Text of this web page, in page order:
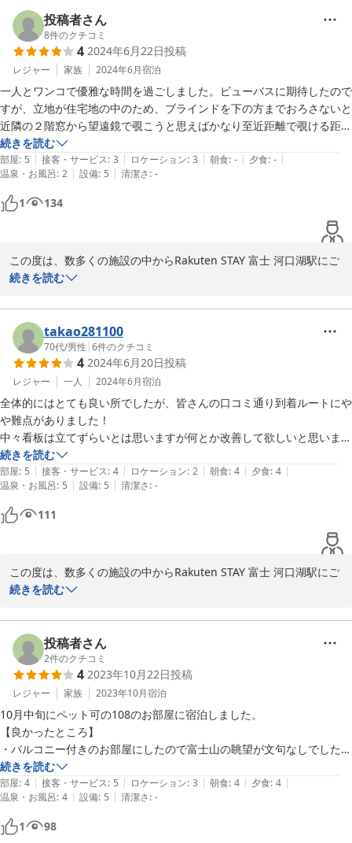
ただけたとのこと、大変嬉しく思います。
一方で、施設までの道中やタブレットでのチェックインにおいてご
不便をおかけし、申し訳ございませんでした。
特に高齢の方には入力作業が大変だったとのこと、今後の改善点と
して真摯に受け止め、よりスムーズなチェックイン方法を検討して
まいります。
また、キッチンの備品についてのご要望もありがとうございます。
今後のサービス向上の参考とさせていただきます。
「また利用したい」とのお言葉を励みに、さらに快適な宿泊体験を
またのご利用を心よりお待ちしております。
Rakuten STAY 富士河口湖駅
2025-04-15
投稿者さん
8件のクチコミ
4 2024年6月22日投稿
レジャー 家族 2024年6月宿泊
一人とワンコで優雅な時間を過ごしました。ビューバスに期待したので
すが、立地が住宅地の中のため、ブラインドを下の方までおろさないと
近隣の２階窓から望遠鏡で覗こうと思えばかなり至近距離で覗ける距離
です。真横の民家からは望遠鏡なしでもお互い窓越しに顔認識できる距
離。バルコニーに目隠し素材が使われてはいますが、隙間が10cm近く
ありますから。よって、富士山を眺めながらお風呂に浸かる、というこ
とは無理でした。残念。あと残念だったのは、お湯沸かしポットの中に
少し水が残っていてカビらしき白い模様がいくつもあったことです。お
そのほかは快適に過ごせました。きれいに掃除してありましたし、庭も
あって犬を解放できるし。セルフチェックインできることやタブレット
しますから。）プロジェクターもいいですね！ベッドに寝っ転がり、楽
しみました。とにかく広々とした空間でボケッとのんびりでき、普段の
疲れが取れました。ありがたい。
あと一つ改善してほしいこと。タブレットでチェックイン・アウトする
際に、毎回予約番号を入力必須にするのをやめて頂けませんかね。覚え
ていないし、いちいちスマホ開くの面倒。ほかの認証方法でできないも
のでしょうか。楽天さんは時々このようにUXがイマイチなところがあ
ると思いました。忙しくて事前登録も面倒でしなかったので。けどチェ
ックイン最後の方でオペレータに繋がり本人確認をするUXUIはスムー
ズで感動しました。素晴らしい作りですね。
初めて楽天ステイを使いましたが、総合的には快適で、値段もリーズナ
ブルで、使いやすい施設だと思いました。ほかのロケーションでも泊ま
ってみますね。
続きを読む
部屋: 5 | 接客・サービス: 3 | ロケーション: 3 | 朝食: - | 夕食: - |
温泉・お風呂: 2 | 設備: 5 | 清潔さ: -
1 134
この度は、数多くの施設の中からRakuten STAY 富士 河口湖駅にご
宿泊いただきまして誠にありがとうございました。
当施設でのご滞在をお楽しみいただけたようで何よりでございま
す。
ビューバスのプライバシーに関するご指摘や、お湯沸かしポットの
清掃不備によりご不快な思いをさせてしまい、心よりお詫び申し上
げます。いただいた意見を元に改善を進めて参ります。
また、タブレットでのチェックイン・アウト時の予約番号入力に関
するご意見もありがとうございます。お客様の利便性向上へ向け検
討を進めて参ります。
セルフチェックインやプロジェクター、お部屋をお楽しみいただけ
たとのことで安心いたしました。
貴重なご意見とご感想をいただき、誠にありがとうございました。
全国各地に展開中のRakuten STAYにご注目いただき、今後もご利
用いただけますと幸いです。
2024-07-04
続きを読む
takao281100
70代/男性 |6件のクチコミ
4 2024年6月20日投稿
レジャー 一人 2024年6月宿泊
全体的にはとても良い所でしたが、皆さんの口コミ通り到着ルートにや
や難点がありました！
中々看板は立てずらいとは思いますが何とか改善して欲しいと思いま
す。
但し、一回行けば二回目以降は間違えずに到着出来ます。
続きを読む
部屋: 5 | 接客・サービス: 4 | ロケーション: 2 | 朝食: 4 | 夕食: 4 |
温泉・お風呂: 5 | 設備: 5 | 清潔さ: -
111
この度は、数多くの施設の中からRakuten STAY 富士 河口湖駅にご
宿泊いただきまして誠にありがとうございました。
全体的にご満足いただけたとのお言葉、大変嬉しく存じます。
しかしながら、到着ルートに関してご不便をおかけしましたこと、
心よりお詫び申し上げます。看板の設置についても検討し、改善い
たします。
貴重なご意見をお寄せいただき、誠にありがとうございました。ま
たのご利用を心よりお待ち申し上げます。
Rakuten STAY 富士 河口湖駅
2024-07-04
続きを読む
投稿者さん
2件のクチコミ
4 2023年10月22日投稿
レジャー 家族 2023年10月宿泊
10月中旬にペット可の108のお部屋に宿泊しました。
【良かったところ】
・バルコニー付きのお部屋にしたので富士山の眺望が文句なしでした。
鉄塔が少し邪魔な気もしますが、朝には紅富士が拝めました。
・近くにスーパーやコンビニ、食事処も多くあったので食事無しプラン
でも楽しめると思いました。
・築浅のため全ての家具やキッチン用品が綺麗でした。
ペット可にも関わらず嫌な臭いも残ってませんでした。
続きを読む
部屋: 4 | 接客・サービス: 5 | ロケーション: 3 | 朝食: 4 | 夕食: 4 |
温泉・お風呂: 4 | 設備: 5 | 清潔さ: -
1 98